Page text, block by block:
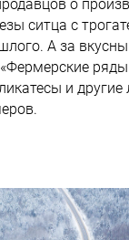
о
ситца с
А за
и другие